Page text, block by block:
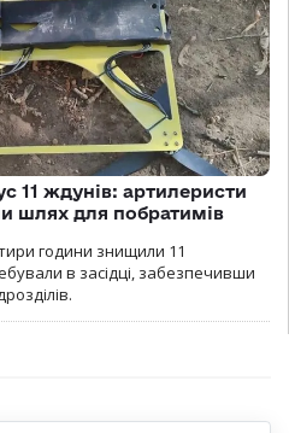
11 ждунів: артилеристи
шлях для побратимів
години знищили 11
в засідці, забезпечивши